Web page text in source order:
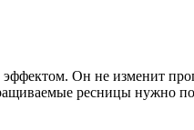
Он не изменит
ресницы нужно